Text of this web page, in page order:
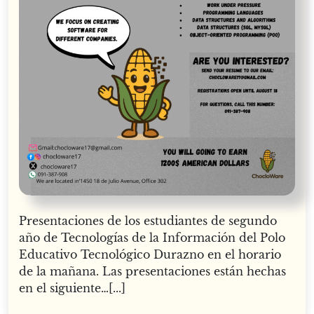
Presentaciones de los estudiantes de segundo
año de Tecnologías de la Información del Polo
Educativo Tecnológico Durazno en el horario
de la mañana. Las presentaciones están hechas
en el siguiente…[...]